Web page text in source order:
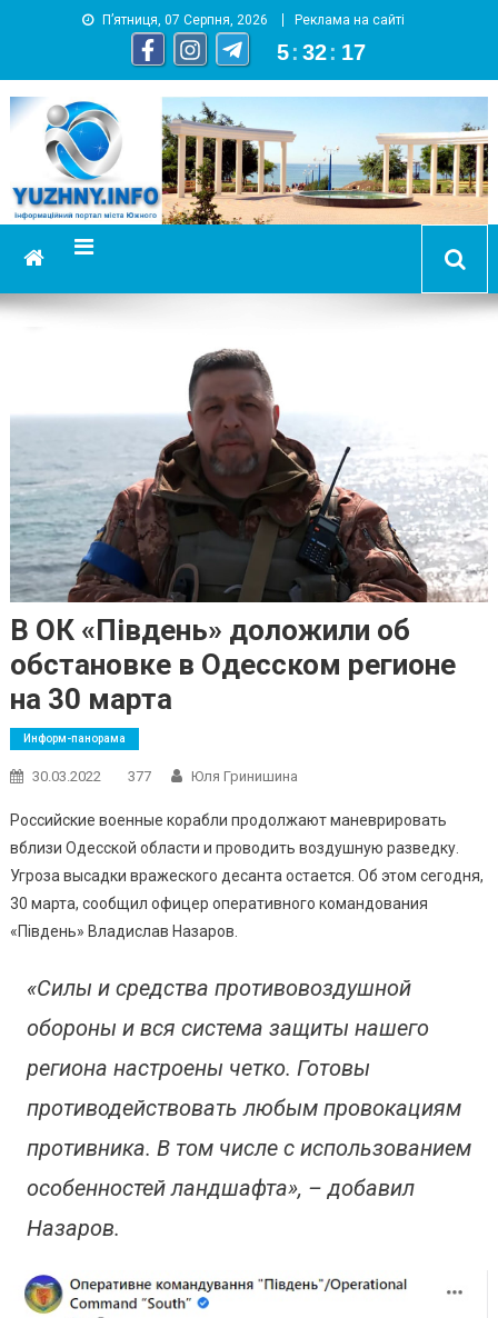
П’ятниця, 07 Серпня, 2026 Реклама на сайті
5 : 32 : 17
YUZHNY.INFO
информационный портал города Южный
В ОК «Південь» доложили об
обстановке в Одесском регионе
на 30 марта
Информ-панорама
30.03.2022 377 Юля Гринишина
Российские военные корабли продолжают маневрировать
вблизи Одесской области и проводить воздушную разведку.
Угроза высадки вражеского десанта остается. Об этом сегодня,
30 марта, сообщил офицер оперативного командования
«Південь» Владислав Назаров.
«Силы и средства противовоздушной
обороны и вся система защиты нашего
региона настроены четко. Готовы
противодействовать любым провокациям
противника. В том числе с использованием
особенностей ландшафта», – добавил
Назаров.